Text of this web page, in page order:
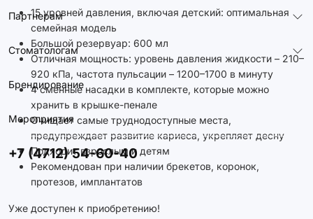
Партнерам
Стоматологам
Брендирование
Мероприятия
+7 (4712) 54-60-40
15 уровней давления, включая детский: оптимальная
семейная модель
Большой резервуар: 600 мл
Отличная мощность: уровень давления жидкости – 210–
920 кПа, частота пульсации – 1200–1700 в минуту
4 сменные насадки в комплекте, которые можно
хранить в крышке-пенале
Очищает самые труднодоступные места,
предупреждает развитие кариеса, укрепляет десну
Подходит взрослым и детям
Рекомендован при наличии брекетов, коронок,
протезов, имплантатов
Уже доступен к приобретению!